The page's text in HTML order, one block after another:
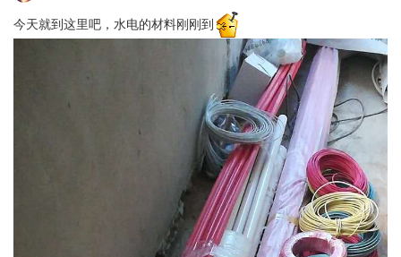
今天就到这里吧，水电的材料刚刚到